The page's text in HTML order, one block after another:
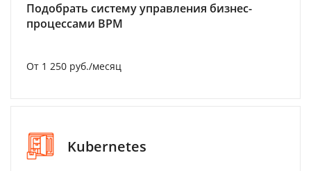
Подобрать систему управления бизнес-
процессами BPM
От 1 250 руб./месяц
Kubernetes